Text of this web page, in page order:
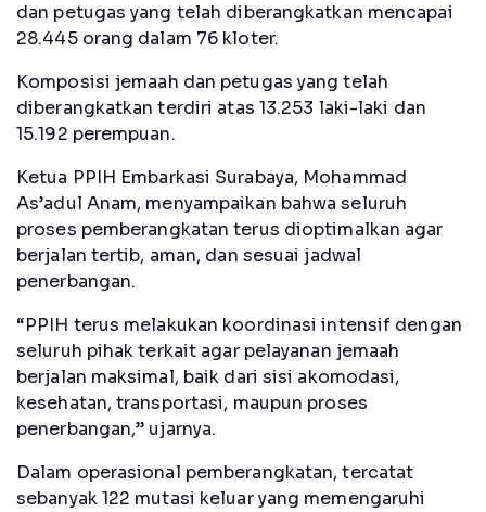
dan petugas yang telah diberangkatkan mencapai
28.445 orang dalam 76 kloter.
Komposisi jemaah dan petugas yang telah
diberangkatkan terdiri atas 13.253 laki-laki dan
15.192 perempuan.
Ketua PPIH Embarkasi Surabaya, Mohammad
As’adul Anam, menyampaikan bahwa seluruh
proses pemberangkatan terus dioptimalkan agar
berjalan tertib, aman, dan sesuai jadwal
penerbangan.
“PPIH terus melakukan koordinasi intensif dengan
seluruh pihak terkait agar pelayanan jemaah
berjalan maksimal, baik dari sisi akomodasi,
kesehatan, transportasi, maupun proses
penerbangan,” ujarnya.
Dalam operasional pemberangkatan, tercatat
sebanyak 122 mutasi keluar yang memengaruhi